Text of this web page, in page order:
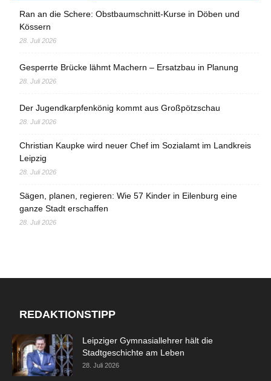
Ran an die Schere: Obstbaumschnitt-Kurse in Döben und
Kössern
28. Juli 2026
Gesperrte Brücke lähmt Machern – Ersatzbau in Planung
28. Juli 2026
Der Jugendkarpfenkönig kommt aus Großpötzschau
28. Juli 2026
Christian Kaupke wird neuer Chef im Sozialamt im Landkreis
Leipzig
28. Juli 2026
Sägen, planen, regieren: Wie 57 Kinder in Eilenburg eine
ganze Stadt erschaffen
28. Juli 2026
REDAKTIONSTIPP
Leipziger Gymnasiallehrer hält die
Stadtgeschichte am Leben
28. Juli 2026